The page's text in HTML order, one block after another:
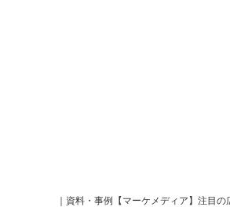
｜資料・事例【マーケメディア】注目